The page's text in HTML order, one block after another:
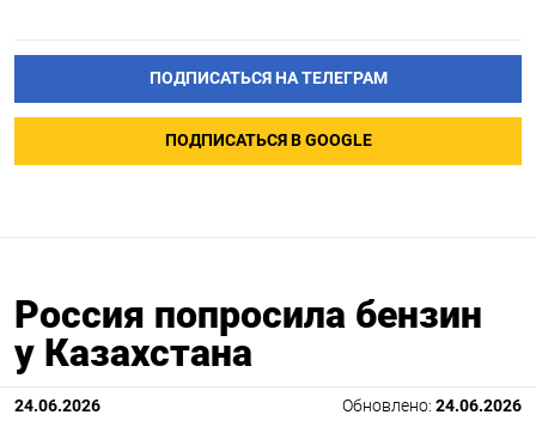
ПОДПИСАТЬСЯ НА ТЕЛЕГРАМ
ПОДПИСАТЬСЯ В GOOGLE
Россия попросила бензин
у Казахстана
24.06.2026 Обновлено: 24.06.2026